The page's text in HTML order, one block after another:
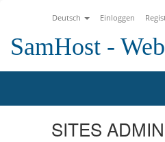
Deutsch Einloggen
SamHost -
SITES